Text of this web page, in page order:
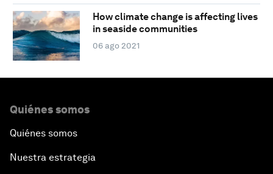
How climate change is affecting lives
in seaside communities
06 ago 2021
Quiénes somos
Quiénes somos
Nuestra estrategia